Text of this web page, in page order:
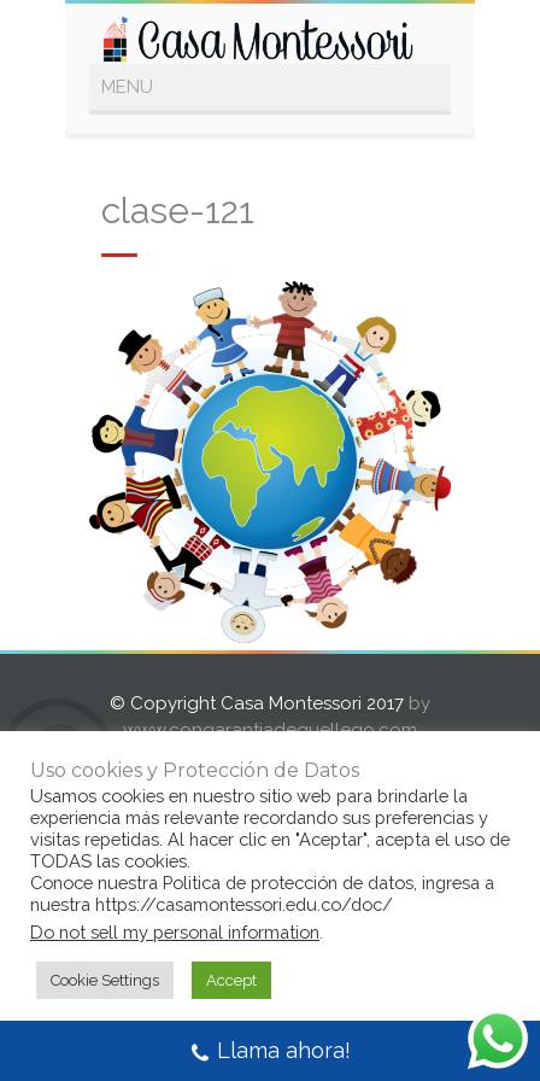
clase-121
© Copyright Casa Montessori 2017 by
www.congarantiadequellego.com
Uso cookies y Protección de Datos
Usamos cookies en nuestro sitio web para brindarle la
experiencia más relevante recordando sus preferencias y
visitas repetidas. Al hacer clic en "Aceptar", acepta el uso de
TODAS las cookies.
Conoce nuestra Politica de protección de datos, ingresa a
nuestra https://casamontessori.edu.co/doc/
Do not sell my personal information
Cookie Settings Accept
Llama ahora!